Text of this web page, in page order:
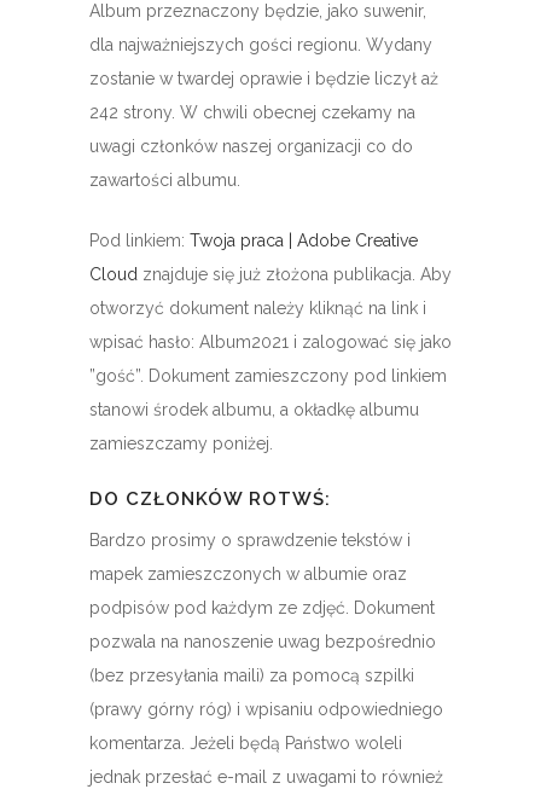
Album przeznaczony będzie, jako suwenir,
dla najważniejszych gości regionu. Wydany
zostanie w twardej oprawie i będzie liczył aż
242 strony. W chwili obecnej czekamy na
uwagi członków naszej organizacji co do
zawartości albumu.
Pod linkiem: Twoja praca | Adobe Creative
Cloud znajduje się już złożona publikacja. Aby
otworzyć dokument należy kliknąć na link i
wpisać hasło: Album2021 i zalogować się jako
”gość”. Dokument zamieszczony pod linkiem
stanowi środek albumu, a okładkę albumu
zamieszczamy poniżej.
DO CZŁONKÓW ROTWŚ:
Bardzo prosimy o sprawdzenie tekstów i
mapek zamieszczonych w albumie oraz
podpisów pod każdym ze zdjęć. Dokument
pozwala na nanoszenie uwag bezpośrednio
(bez przesyłania maili) za pomocą szpilki
(prawy górny róg) i wpisaniu odpowiedniego
komentarza. Jeżeli będą Państwo woleli
jednak przesłać e-mail z uwagami to również